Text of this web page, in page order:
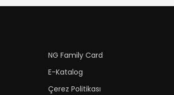
NG Family Card
E-Katalog
Çerez Politikası